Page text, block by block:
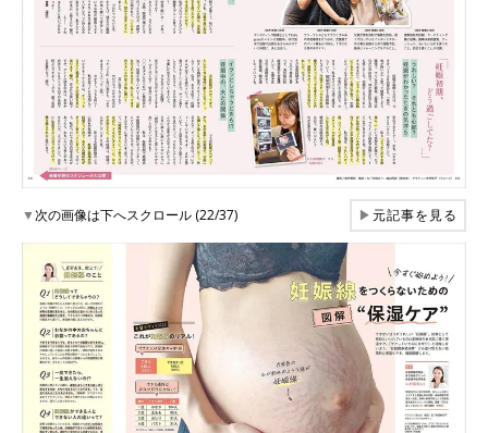
▼次の画像は下へスクロール (22/37) ▶元記事を見る